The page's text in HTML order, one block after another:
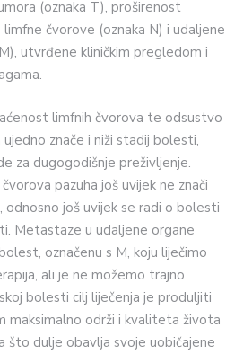
(oznaka T), proširenost
čvorove (oznaka N) i udaljene
utvrđene kliničkim pregledom i
limfnih čvorova te odsustvo
znače i niži stadij bolesti,
za dugogodišnje preživljenje.
pazuha još uvijek ne znači
još uvijek se radi o bolesti
Metastaze u udaljene organe
označenu s M, koju liječimo
ali je ne možemo trajno
bolesti cilj liječenja je produljiti
maksimalno održi i kvaliteta života
što dulje obavlja svoje uobičajene